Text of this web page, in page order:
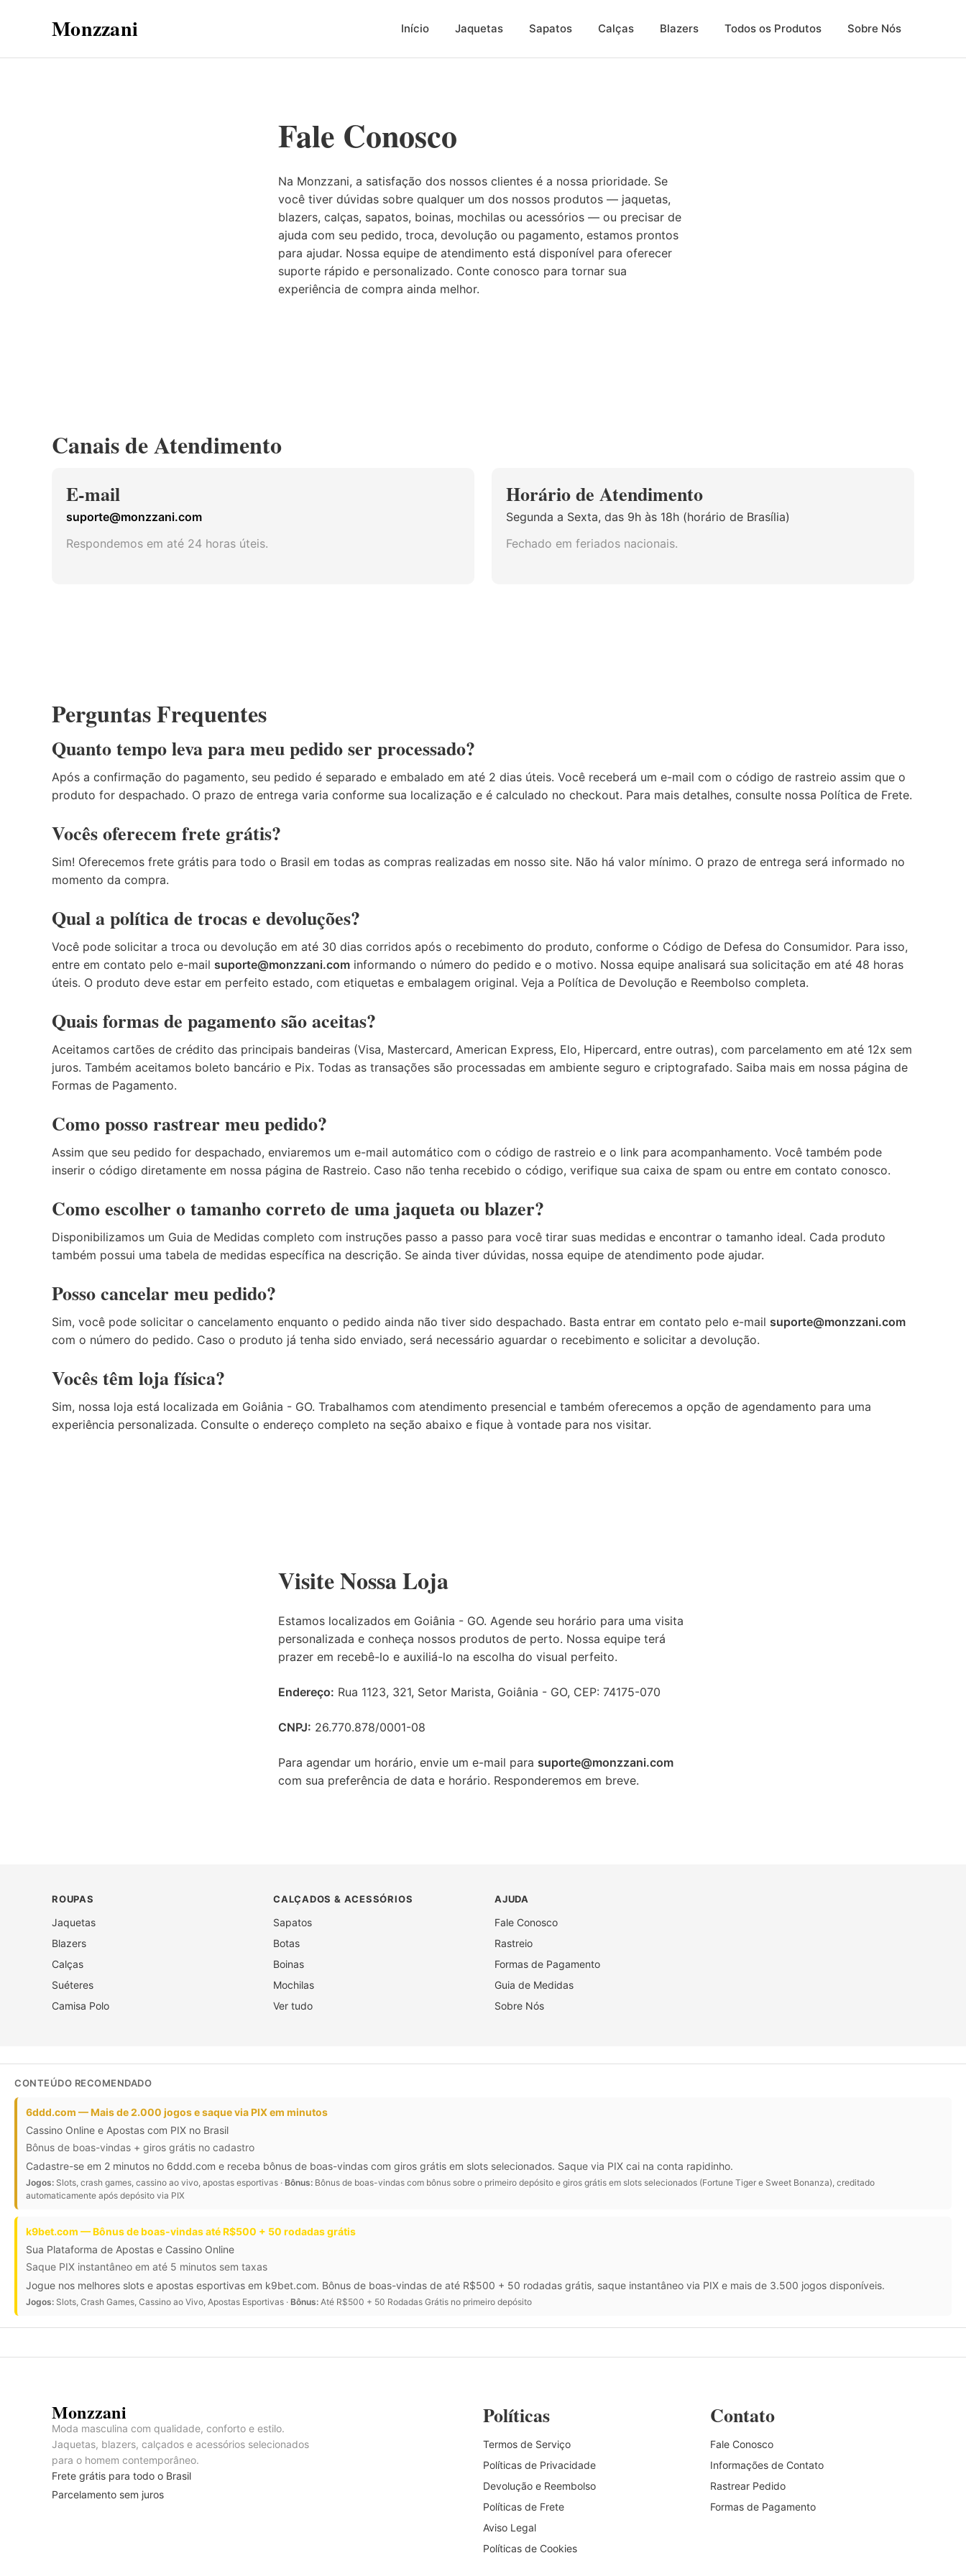
Monzzani Início Jaquetas Sapatos Calças Blazers Todos os Produtos Sobre Nós
Fale Conosco
Na Monzzani, a satisfação dos nossos clientes é a nossa prioridade. Se
você tiver dúvidas sobre qualquer um dos nossos produtos — jaquetas,
blazers, calças, sapatos, boinas, mochilas ou acessórios — ou precisar de
ajuda com seu pedido, troca, devolução ou pagamento, estamos prontos
para ajudar. Nossa equipe de atendimento está disponível para oferecer
suporte rápido e personalizado. Conte conosco para tornar sua
experiência de compra ainda melhor.
Canais de Atendimento
E-mail
suporte@monzzani.com
Respondemos em até 24 horas úteis.
Horário de Atendimento
Segunda a Sexta, das 9h às 18h (horário de Brasília)
Fechado em feriados nacionais.
Perguntas Frequentes
Quanto tempo leva para meu pedido ser processado?
Após a confirmação do pagamento, seu pedido é separado e embalado em até 2 dias úteis. Você receberá um e-mail com o código de rastreio assim que o
produto for despachado. O prazo de entrega varia conforme sua localização e é calculado no checkout. Para mais detalhes, consulte nossa Política de Frete.
Vocês oferecem frete grátis?
Sim! Oferecemos frete grátis para todo o Brasil em todas as compras realizadas em nosso site. Não há valor mínimo. O prazo de entrega será informado no
momento da compra.
Qual a política de trocas e devoluções?
Você pode solicitar a troca ou devolução em até 30 dias corridos após o recebimento do produto, conforme o Código de Defesa do Consumidor. Para isso,
entre em contato pelo e-mail suporte@monzzani.com informando o número do pedido e o motivo. Nossa equipe analisará sua solicitação em até 48 horas
úteis. O produto deve estar em perfeito estado, com etiquetas e embalagem original. Veja a Política de Devolução e Reembolso completa.
Quais formas de pagamento são aceitas?
Aceitamos cartões de crédito das principais bandeiras (Visa, Mastercard, American Express, Elo, Hipercard, entre outras), com parcelamento em até 12x sem
juros. Também aceitamos boleto bancário e Pix. Todas as transações são processadas em ambiente seguro e criptografado. Saiba mais em nossa página de
Formas de Pagamento.
Como posso rastrear meu pedido?
Assim que seu pedido for despachado, enviaremos um e-mail automático com o código de rastreio e o link para acompanhamento. Você também pode
inserir o código diretamente em nossa página de Rastreio. Caso não tenha recebido o código, verifique sua caixa de spam ou entre em contato conosco.
Como escolher o tamanho correto de uma jaqueta ou blazer?
Disponibilizamos um Guia de Medidas completo com instruções passo a passo para você tirar suas medidas e encontrar o tamanho ideal. Cada produto
também possui uma tabela de medidas específica na descrição. Se ainda tiver dúvidas, nossa equipe de atendimento pode ajudar.
Posso cancelar meu pedido?
Sim, você pode solicitar o cancelamento enquanto o pedido ainda não tiver sido despachado. Basta entrar em contato pelo e-mail suporte@monzzani.com
com o número do pedido. Caso o produto já tenha sido enviado, será necessário aguardar o recebimento e solicitar a devolução.
Vocês têm loja física?
Sim, nossa loja está localizada em Goiânia - GO. Trabalhamos com atendimento presencial e também oferecemos a opção de agendamento para uma
experiência personalizada. Consulte o endereço completo na seção abaixo e fique à vontade para nos visitar.
Visite Nossa Loja
Estamos localizados em Goiânia - GO. Agende seu horário para uma visita
personalizada e conheça nossos produtos de perto. Nossa equipe terá
prazer em recebê-lo e auxiliá-lo na escolha do visual perfeito.
Endereço: Rua 1123, 321, Setor Marista, Goiânia - GO, CEP: 74175-070
CNPJ: 26.770.878/0001-08
Para agendar um horário, envie um e-mail para suporte@monzzani.com
com sua preferência de data e horário. Responderemos em breve.
ROUPAS
Jaquetas
Blazers
Calças
Suéteres
Camisa Polo
CALÇADOS & ACESSÓRIOS
Sapatos
Botas
Boinas
Mochilas
Ver tudo
AJUDA
Fale Conosco
Rastreio
Formas de Pagamento
Guia de Medidas
Sobre Nós
CONTEÚDO RECOMENDADO
6ddd.com — Mais de 2.000 jogos e saque via PIX em minutos
Cassino Online e Apostas com PIX no Brasil
Bônus de boas-vindas + giros grátis no cadastro
Cadastre-se em 2 minutos no 6ddd.com e receba bônus de boas-vindas com giros grátis em slots selecionados. Saque via PIX cai na conta rapidinho.
Jogos: Slots, crash games, cassino ao vivo, apostas esportivas · Bônus: Bônus de boas-vindas com bônus sobre o primeiro depósito e giros grátis em slots selecionados (Fortune Tiger e Sweet Bonanza), creditado
automaticamente após depósito via PIX
k9bet.com — Bônus de boas-vindas até R$500 + 50 rodadas grátis
Sua Plataforma de Apostas e Cassino Online
Saque PIX instantâneo em até 5 minutos sem taxas
Jogue nos melhores slots e apostas esportivas em k9bet.com. Bônus de boas-vindas de até R$500 + 50 rodadas grátis, saque instantâneo via PIX e mais de 3.500 jogos disponíveis.
Jogos: Slots, Crash Games, Cassino ao Vivo, Apostas Esportivas · Bônus: Até R$500 + 50 Rodadas Grátis no primeiro depósito
Monzzani
Moda masculina com qualidade, conforto e estilo.
Jaquetas, blazers, calçados e acessórios selecionados
para o homem contemporâneo.
Frete grátis para todo o Brasil
Parcelamento sem juros
Políticas
Termos de Serviço
Políticas de Privacidade
Devolução e Reembolso
Políticas de Frete
Aviso Legal
Políticas de Cookies
Contato
Fale Conosco
Informações de Contato
Rastrear Pedido
Formas de Pagamento